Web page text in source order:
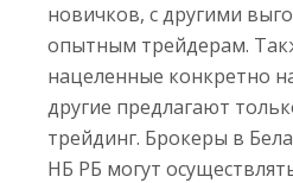
новичков, с другими
опытным трейдерам.
нацеленные конкретно
другие предлагают
трейдинг. Брокеры в
НБ РБ могут